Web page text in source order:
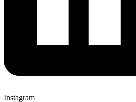
Instagram